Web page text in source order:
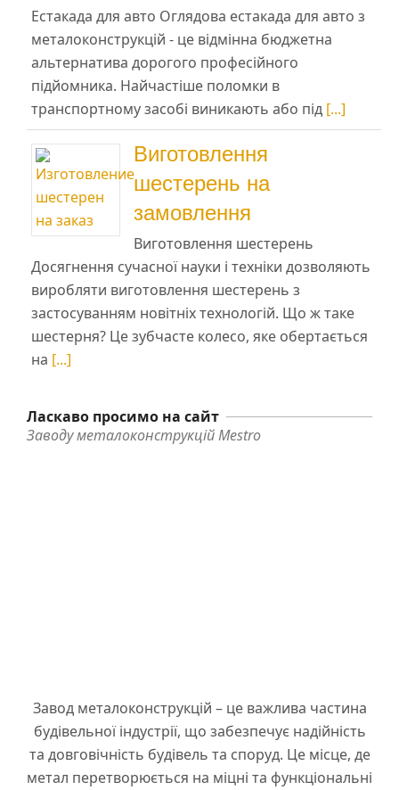
Естакада для авто Оглядова естакада для авто з
металоконструкцій - це відмінна бюджетна
альтернатива дорогого професійного
підйомника. Найчастіше поломки в
транспортному засобі виникають або під [...]
Виготовлення
шестерень на
замовлення
Виготовлення шестерень
Досягнення сучасної науки і техніки дозволяють
виробляти виготовлення шестерень з
застосуванням новітніх технологій. Що ж таке
шестерня? Це зубчасте колесо, яке обертається
на [...]
Ласкаво просимо на сайт
Заводу металоконструкцій Mestro
Завод металоконструкцій – це важлива частина
будівельної індустрії, що забезпечує надійність
та довговічність будівель та споруд. Це місце, де
метал перетворюється на міцні та функціональні